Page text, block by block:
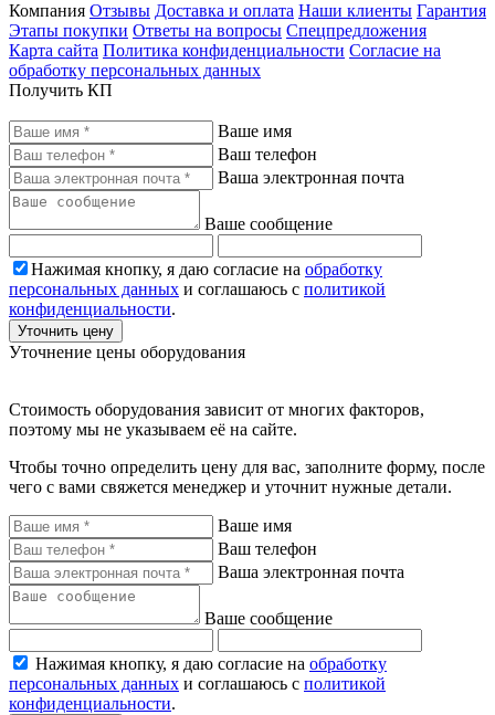
Компания Отзывы Доставка и оплата Наши клиенты Гарантия
Этапы покупки Ответы на вопросы Спецпредложения
Карта сайта Политика конфиденциальности Согласие на
обработку персональных данных
Получить КП
Ваше имя
Ваш телефон
Ваша электронная почта
Ваше сообщение
Нажимая кнопку, я даю согласие на обработку
персональных данных и соглашаюсь с политикой
конфиденциальности.
Уточнить цену
Уточнение цены оборудования
Стоимость оборудования зависит от многих факторов,
поэтому мы не указываем её на сайте.
Чтобы точно определить цену для вас, заполните форму, после
чего с вами свяжется менеджер и уточнит нужные детали.
Ваше имя
Ваш телефон
Ваша электронная почта
Ваше сообщение
Нажимая кнопку, я даю согласие на обработку
персональных данных и соглашаюсь с политикой
конфиденциальности.